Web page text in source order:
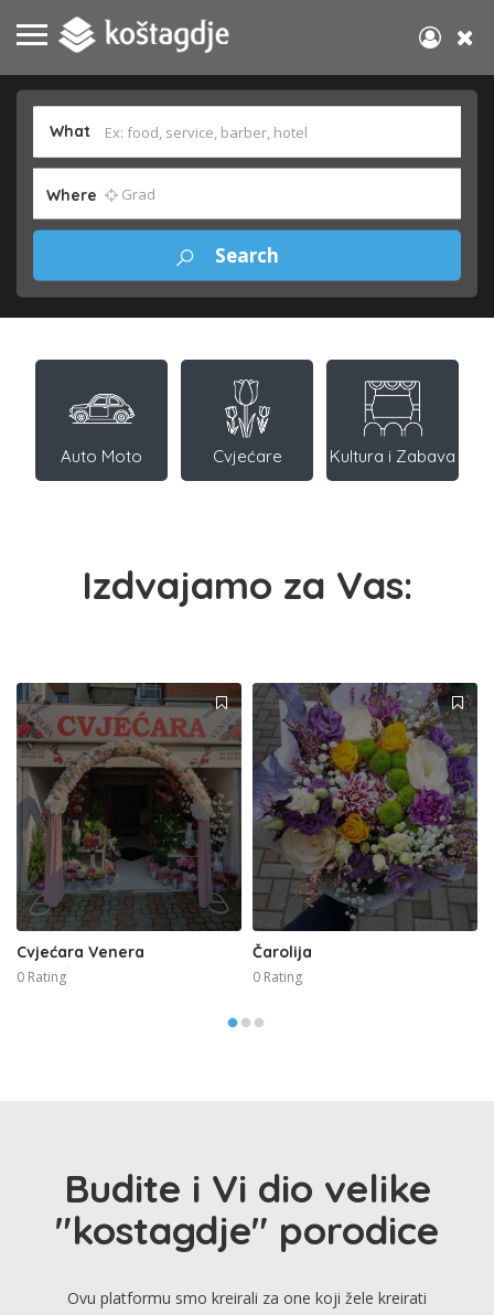
What
Where
Auto Moto Cvjećare Kultura i Zabava
Izdvajamo za Vas:
Cvjećara Venera
0 Rating
Čarolija
0 Rating
Budite i Vi dio velike
"kostagdje" porodice
Ovu platformu smo kreirali za one koji žele kreirati